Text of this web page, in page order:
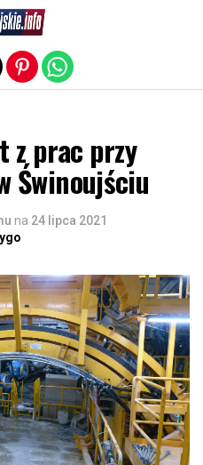
z prac przy
Świnoujściu
na 24 lipca 2021
version